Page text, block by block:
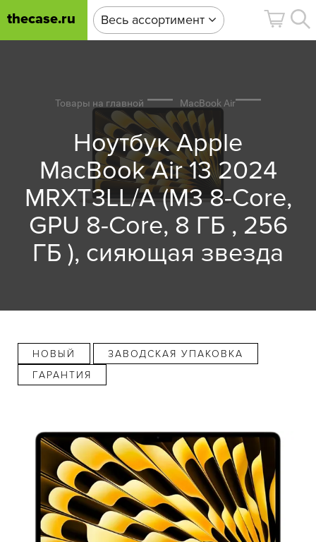
thecase.ru Весь ассортимент
Товары на главной MacBook Air
Ноутбук Apple
MacBook Air 13 2024
MRXT3LL/A (M3 8-Core,
GPU 8-Core, 8 ГБ , 256
ГБ ), сияющая звезда
НОВЫЙ
ЗАВОДСКАЯ УПАКОВКА
ГАРАНТИЯ